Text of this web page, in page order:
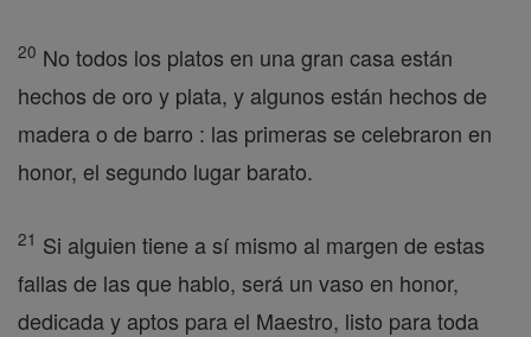
20 No todos los platos en una gran casa están
hechos de oro y plata, y algunos están hechos de
madera o de barro : las primeras se celebraron en
honor, el segundo lugar barato.
21 Si alguien tiene a sí mismo al margen de estas
fallas de las que hablo, será un vaso en honor,
dedicada y aptos para el Maestro, listo para toda